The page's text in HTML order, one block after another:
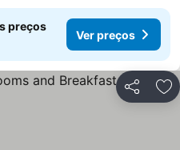
preços
Ver preços
Partilhar